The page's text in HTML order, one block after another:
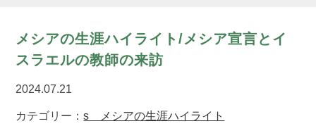
メシアの生涯ハイライト/メシア宣言とイ
スラエルの教師の来訪
2024.07.21
カテゴリー：s メシアの生涯ハイライト